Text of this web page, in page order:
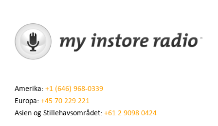
Amerika: +1 (646) 968-0339
Europa: +45 70 229 221
Asien og Stillehavsområdet: +61 2 9098 0424